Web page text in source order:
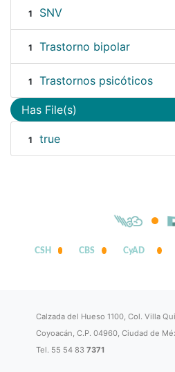
1 SNV
1 Trastorno bipolar
1 Trastornos psicóticos
Has File(s)
1 true
CSH CBS CyAD
Calzada del Hueso 1100, Col. Villa
Coyoacán, C.P. 04960, Ciudad de
Tel. 55 54 837371